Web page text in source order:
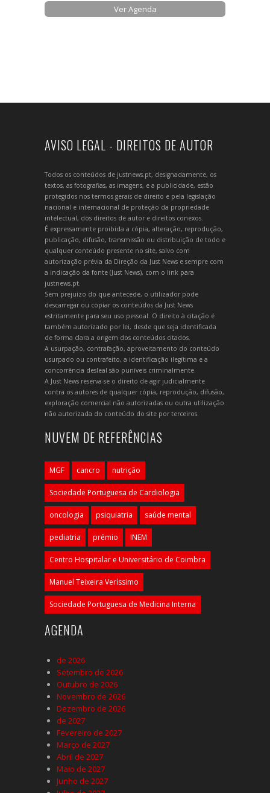
Ver Agenda
AVISO LEGAL - DIREITOS DE AUTOR
Todos os conteúdos de justnews.pt, designadamente, os
textos, as fotografias, as imagens, e a publicidade, estão
protegidos nos termos gerais de direito e pela legislação
nacional e internacional de proteção da propriedade
intelectual, dos direitos de autor e direitos conexos.
É expressamente proibida a cópia, alteração, reprodução,
publicação, difusão, transmissão ou distribuição de todo e
qualquer conteúdo presente no site, salvo com
autorização prévia da Direção da Just News e sempre com
a indicação da fonte (Just News), com o link para
justnews.pt.
Sem prejuízo do que antecede, o utilizador pode
descarregar ou copiar os conteúdos da Just News
estritamente para seu uso pessoal. O direito à citação é
também autorizado por lei, desde que seja identificada
de forma clara a origem dos conteúdos citados.
A usurpação, contrafação, aproveitamento do conteúdo
usurpado ou contrafeito, a identificação ilegítima e a
concorrência desleal são puníveis criminalmente.
A Just News reserva-se o direito de agir judicialmente
contra os autores de qualquer cópia, reprodução, difusão,
exploração comercial não autorizadas ou outra utilização
não autorizada do conteúdo do site por terceiros.
NUVEM DE REFERÊNCIAS
MGF cancro nutrição
Sociedade Portuguesa de Cardiologia
oncologia psiquiatria saúde mental
pediatria prémio INEM
Centro Hospitalar e Universitário de Coimbra
Manuel Teixeira Veríssimo
Sociedade Portuguesa de Medicina Interna
AGENDA
de 2026
Setembro de 2026
Outubro de 2026
Novembro de 2026
Dezembro de 2026
de 2027
Fevereiro de 2027
Março de 2027
Abril de 2027
Maio de 2027
Junho de 2027